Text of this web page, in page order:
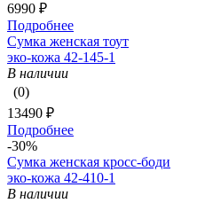
6990 ₽
Подробнее
Сумка женская тоут
эко-кожа 42-145-1
В наличии
(0)
13490 ₽
Подробнее
-30%
Сумка женская кросс-боди
эко-кожа 42-410-1
В наличии